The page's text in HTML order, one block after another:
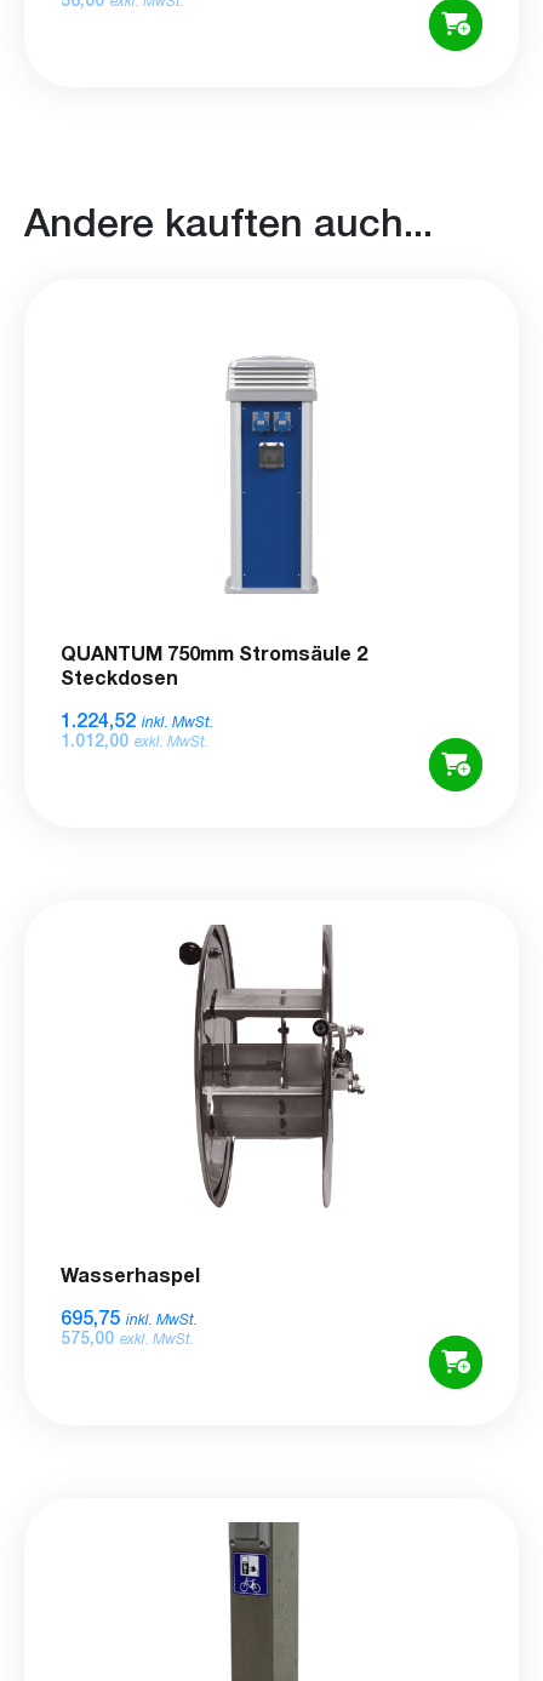
Andere kauften auch...
QUANTUM 750mm Stromsäule 2
Steckdosen
1.224,52 inkl. MwSt.
1.012,00 exkl. MwSt.
Wasserhaspel
695,75 inkl. MwSt.
575,00 exkl. MwSt.